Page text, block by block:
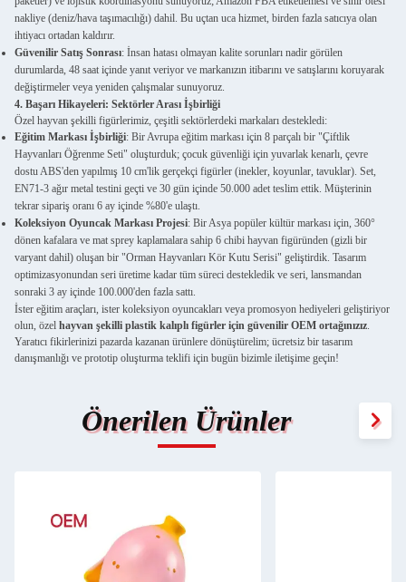
nakliye (deniz/hava taşımacılığı) dahil. Bu uçtan uca hizmet, birden fazla satıcıya olan
ihtiyacı ortadan kaldırır.
Güvenilir Satış Sonrası: İnsan hatası olmayan kalite sorunları nadir görülen
durumlarda, 48 saat içinde yanıt veriyor ve markanızın itibarını ve satışlarını koruyarak
değiştirmeler veya yeniden çalışmalar sunuyoruz.
4. Başarı Hikayeleri: Sektörler Arası İşbirliği
Özel hayvan şekilli figürlerimiz, çeşitli sektörlerdeki markaları destekledi:
Eğitim Markası İşbirliği: Bir Avrupa eğitim markası için 8 parçalı bir "Çiftlik
Hayvanları Öğrenme Seti" oluşturduk; çocuk güvenliği için yuvarlak kenarlı, çevre
dostu ABS'den yapılmış 10 cm'lik gerçekçi figürler (inekler, koyunlar, tavuklar). Set,
EN71-3 ağır metal testini geçti ve 30 gün içinde 50.000 adet teslim ettik. Müşterinin
tekrar sipariş oranı 6 ay içinde %80'e ulaştı.
Koleksiyon Oyuncak Markası Projesi: Bir Asya popüler kültür markası için, 360°
dönen kafalara ve mat sprey kaplamalara sahip 6 chibi hayvan figüründen (gizli bir
varyant dahil) oluşan bir "Orman Hayvanları Kör Kutu Serisi" geliştirdik. Tasarım
optimizasyonundan seri üretime kadar tüm süreci destekledik ve seri, lansmandan
sonraki 3 ay içinde 100.000'den fazla sattı.
İster eğitim araçları, ister koleksiyon oyuncakları veya promosyon hediyeleri geliştiriyor
olun, özel hayvan şekilli plastik kalıplı figürler için güvenilir OEM ortağınızız.
Yaratıcı fikirlerinizi pazarda kazanan ürünlere dönüştürelim; ücretsiz bir tasarım
danışmanlığı ve prototip oluşturma teklifi için bugün bizimle iletişime geçin!
Önerilen Ürünler